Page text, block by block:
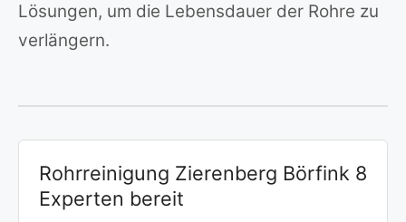
Lösungen, um die Lebensdauer der Rohre zu
verlängern.
Rohrreinigung Zierenberg Börfink 8
Experten bereit